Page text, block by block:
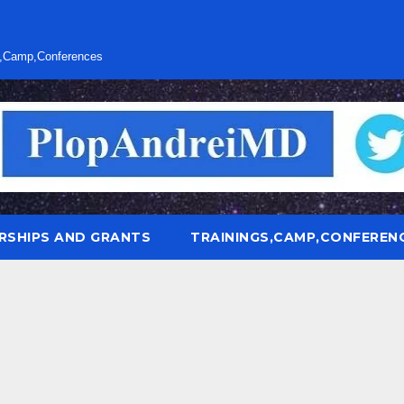
AND GRANTS